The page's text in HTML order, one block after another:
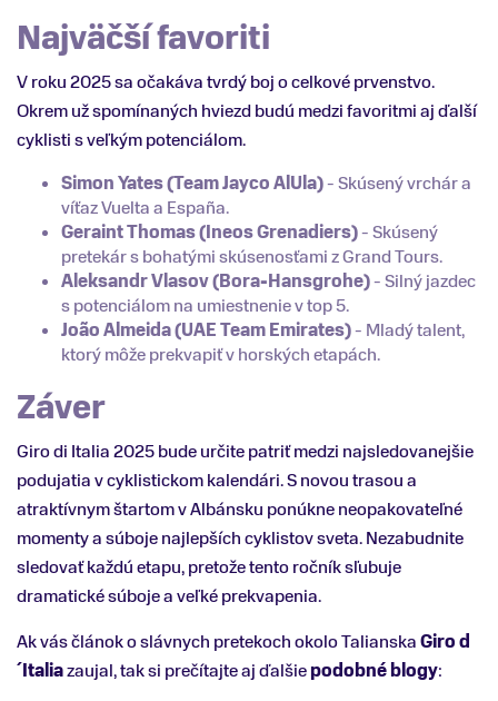
Najväčší favoriti
V roku 2025 sa očakáva tvrdý boj o celkové prvenstvo.
Okrem už spomínaných hviezd budú medzi favoritmi aj ďalší
cyklisti s veľkým potenciálom.
Simon Yates (Team Jayco AlUla)- Skúsený vrchár a
víťaz Vuelta a España.
Geraint Thomas (Ineos Grenadiers)- Skúsený
pretekár s bohatými skúsenosťami z Grand Tours.
Aleksandr Vlasov (Bora-Hansgrohe)- Silný jazdec
s potenciálom na umiestnenie v top 5.
João Almeida (UAE Team Emirates)- Mladý talent,
ktorý môže prekvapiť v horských etapách.
Záver
Giro di Italia 2025 bude určite patriť medzi najsledovanejšie
podujatia v cyklistickom kalendári. S novou trasou a
atraktívnym štartom v Albánsku ponúkne neopakovateľné
momenty a súboje najlepších cyklistov sveta. Nezabudnite
sledovať každú etapu, pretože tento ročník sľubuje
dramatické súboje a veľké prekvapenia.
Ak vás článok o slávnych pretekoch okolo TalianskaGiro d
´Italiazaujal, tak si prečítajte aj ďalšiepodobné blogy: